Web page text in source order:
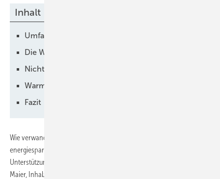
Inhalt
Umfassend saniert
Die Wärmepumpe war gesetzt
Nichts zu hören
Warmwasser hygienisch aufbereitet
Fazit
Wie verwandelt man ein denkmalgeschütztes Fachwerkhaus in ein
energiesparendes Kleinod? Am besten gemeinsam und mit tatkräftiger
Unterstützung aus dem Bekanntenkreis – das dachten sich Ralph
Maier, Inhaber der Maier Heizung & Sanitär GmbH, und Roland